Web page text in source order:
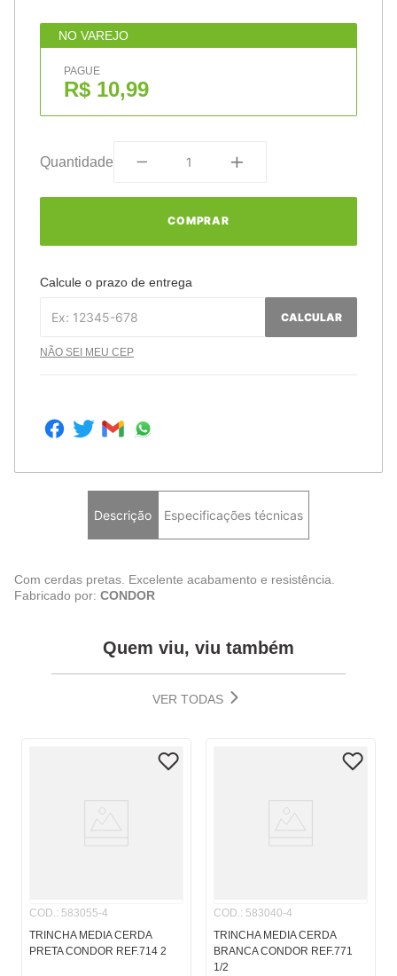
NO VAREJO
PAGUE
R$ 10,99
Quantidade
COMPRAR
Calcule o prazo de entrega
CALCULAR
NÃO SEI MEU CEP
Descrição Especificações técnicas
Com cerdas pretas. Excelente acabamento e resistência.
Fabricado por: CONDOR
Quem viu, viu também
VER TODAS
COD.: 583055-4
TRINCHA MEDIA CERDA
PRETA CONDOR REF.714 2
COD.: 583040-4
TRINCHA MEDIA CERDA
BRANCA CONDOR REF.771
1/2